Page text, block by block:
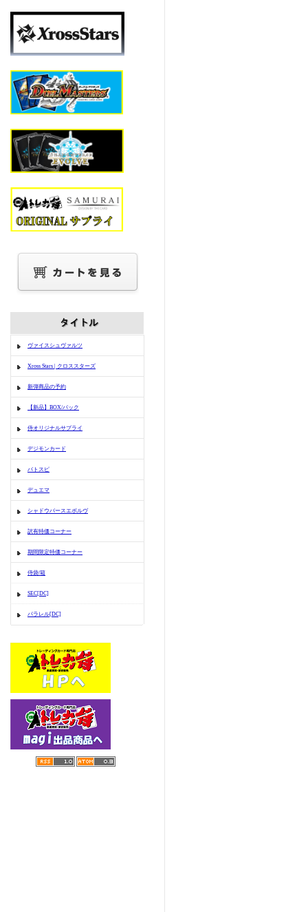
ヴァイスシュヴァルツ
Xross Stars | クロススターズ
新弾商品の予約
【新品】BOX/パック
侍オリジナルサプライ
デジモンカード
バトスピ
デュエマ
シャドウバースエボルヴ
訳有特価コーナー
期間限定特価コーナー
侍袋/箱
SEC[DC]
パラレル[DC]